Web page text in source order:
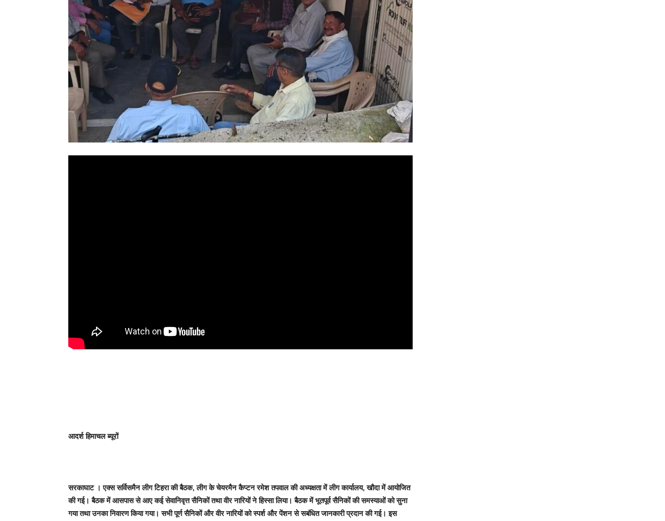
आदर्श हिमाचल ब्यूरों
सरकाघाट। एक्स सर्विसमैन लीग टिहरा की बैठक, लीग के चेयरमैन कैप्टन रमेश तपवाल की अध्यक्षता में लीग कार्यालय, खौदा में आयोजित
की गई। बैठक में आसपास से आए कई सेवानिवृत्त सैनिकों तथा वीर नारियों ने हिस्सा लिया। बैठक में भूतपूर्व सैनिकों की समस्याओं को सुना
गया तथा उनका निवारण किया गया। सभी पूर्ण सैनिकों और वीर नारियों को स्पर्श और पेंशन से सबंधित जानकारी प्रदान की गई। इस